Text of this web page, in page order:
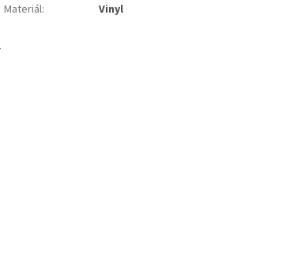
Materiál: Vinyl